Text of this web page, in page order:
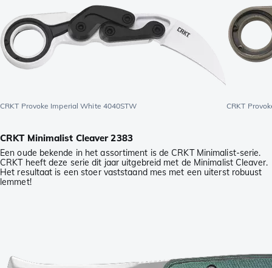
CRKT Provoke Imperial White 4040STW CRKT
CRKT Minimalist Cleaver 2383
Een oude bekende in het assortiment is de CRKT Minimalist-serie.
CRKT heeft deze serie dit jaar uitgebreid met de Minimalist Cleaver.
Het resultaat is een stoer vaststaand mes met een uiterst robuust
lemmet!